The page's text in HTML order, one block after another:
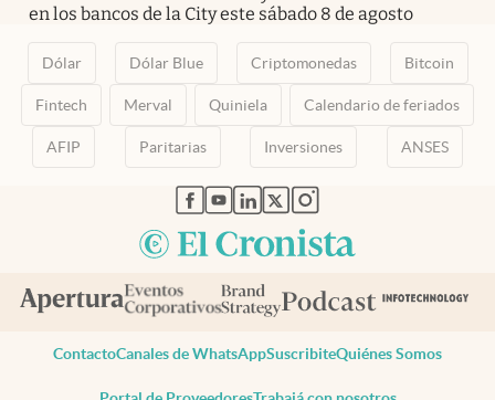
en los bancos de la City este sábado 8 de agosto
Dólar Dólar Blue Criptomonedas Bitcoin
Fintech Merval Quiniela Calendario de feriados
AFIP Paritarias Inversiones ANSES
abre en nueva pestaña
abre en nueva pestaña
abre en nueva pestaña
abre en nueva pestaña
abre en nueva pestaña
ContactoCanales de WhatsAppSuscribiteQuiénes Somos